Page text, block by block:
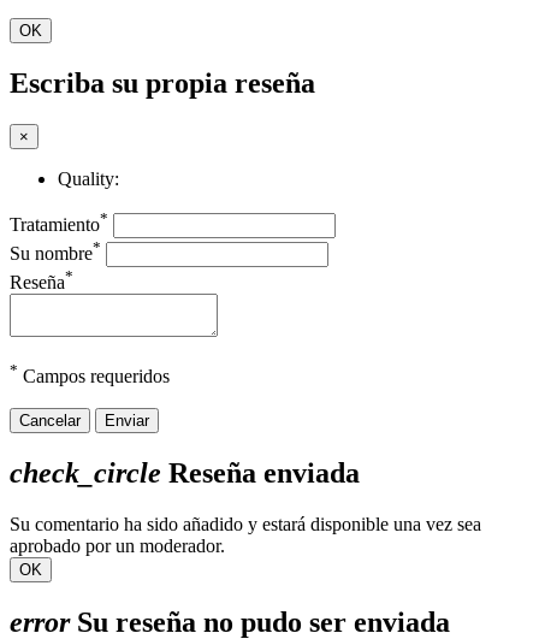
OK
Escriba su propia reseña
×
Quality:
Tratamiento*
Su nombre*
Reseña*
* Campos requeridos
Cancelar Enviar
check_circle Reseña enviada
Su comentario ha sido añadido y estará disponible una vez sea
aprobado por un moderador.
OK
errorSu reseña no pudo ser enviada